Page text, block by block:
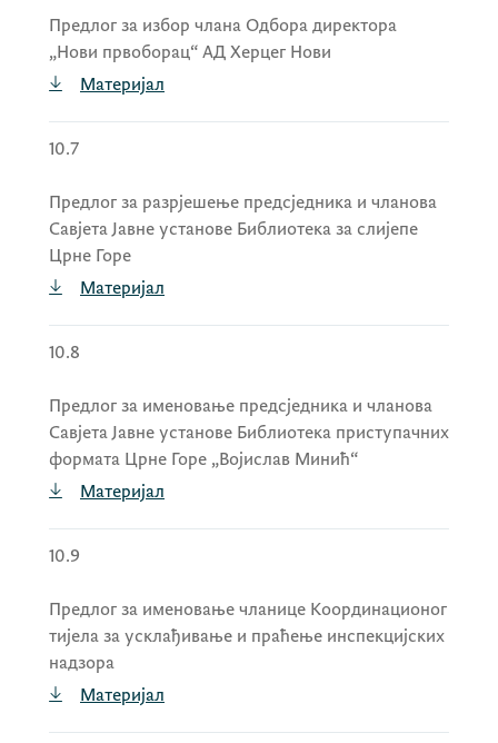
Предлог за избор члана Одбора директора
„Нови првоборац“ АД Херцег Нови
Материјал
10.7
Предлог за разрјешење предсједника и чланова
Савјета Јавне установе Библиотека за слијепе
Црне Горе
Материјал
10.8
Предлог за именовање предсједника и чланова
Савјета Јавне установе Библиотека приступачних
формата Црне Горе „Војислав Минић“
Материјал
10.9
Предлог за именовање чланице Координационог
тијела за усклађивање и праћење инспекцијских
надзора
Материјал